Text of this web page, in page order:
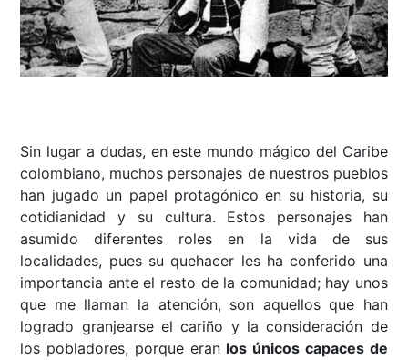
Sin lugar a dudas, en este mundo mágico del Caribe
colombiano, muchos personajes de nuestros pueblos
han jugado un papel protagónico en su historia, su
cotidianidad y su cultura. Estos personajes han
asumido diferentes roles en la vida de sus
localidades, pues su quehacer les ha conferido una
importancia ante el resto de la comunidad; hay unos
que me llaman la atención, son aquellos que han
logrado granjearse el cariño y la consideración de
los pobladores, porque eran los únicos capaces de